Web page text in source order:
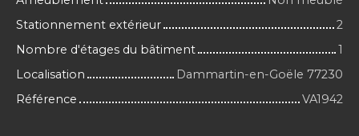
Stationnement extérieur
2
Nombre d'étages du bâtiment
1
Localisation
Dammartin-en-Goële 77230
Référence
VA1942